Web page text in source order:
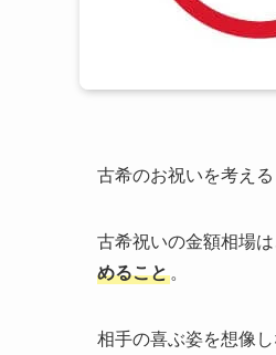
古希のお祝いを考え
古希祝いの金額相場
めること 。
相手の喜ぶ姿を想像